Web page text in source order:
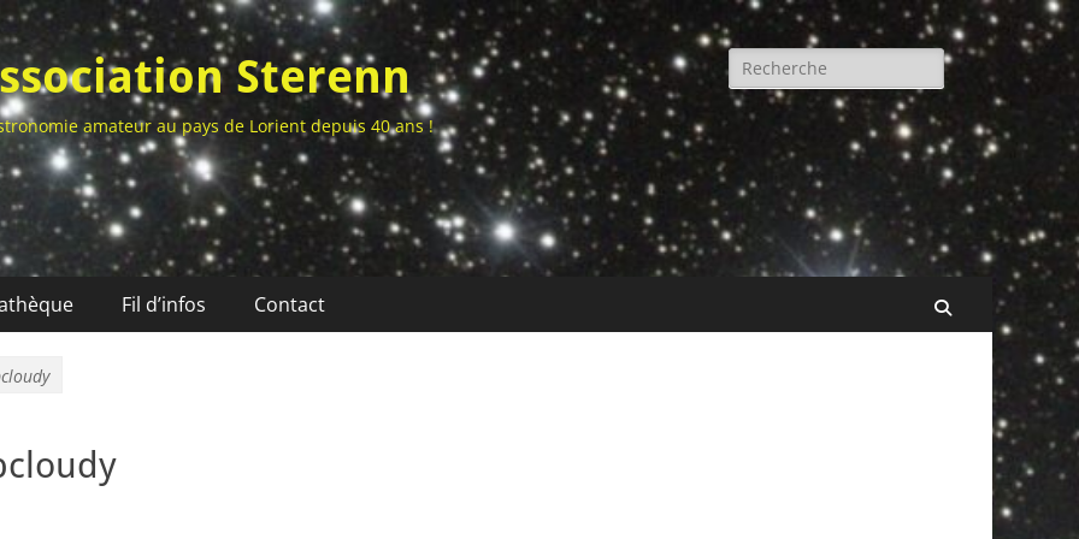
Sterenn
amateur au pays de Lorient depuis 40 ans !
Rechercher :
Fil d’infos Contact Recherche